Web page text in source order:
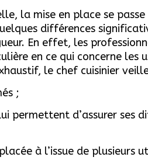
la mise en place se passe
différences
En effet, les
en ce qui concerne les
le chef cuisinier
;
permettent d’assurer ses
à l’issue de plusieurs